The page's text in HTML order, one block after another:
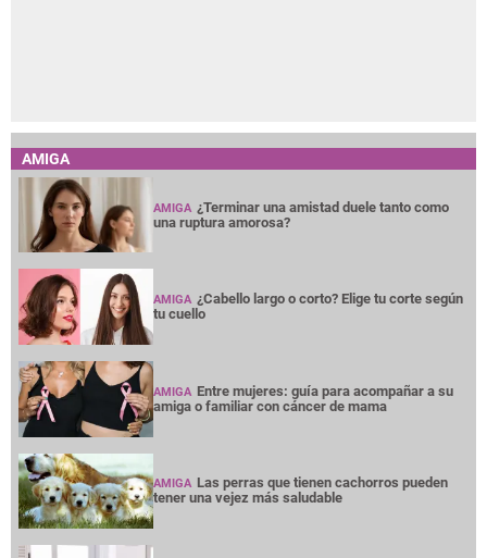
AMIGA
AMIGA ¿Terminar una amistad duele tanto como
una ruptura amorosa?
AMIGA ¿Cabello largo o corto? Elige tu corte según
tu cuello
AMIGA Entre mujeres: guía para acompañar a su
amiga o familiar con cáncer de mama
AMIGA Las perras que tienen cachorros pueden
tener una vejez más saludable